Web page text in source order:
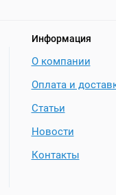
Информация
О компании
Оплата и
Статьи
Новости
Контакты